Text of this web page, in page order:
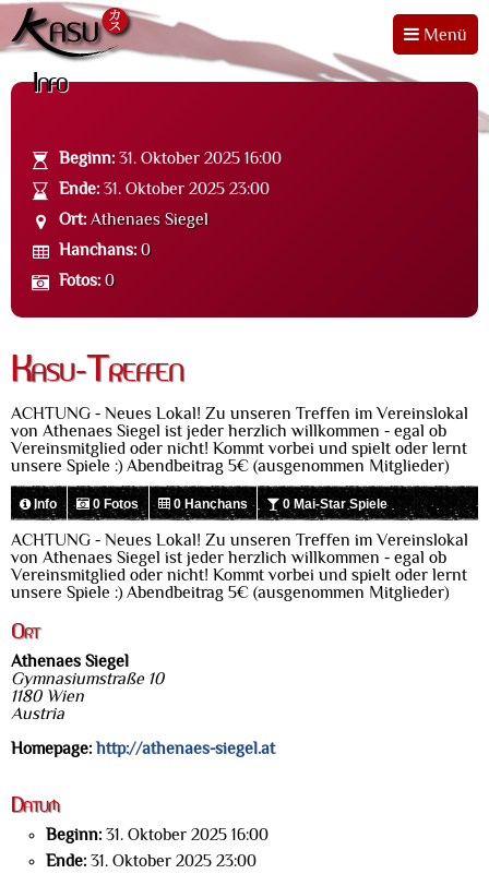
Menü
Info
Beginn: 31. Oktober 2025 16:00
Ende: 31. Oktober 2025 23:00
Ort: Athenaes Siegel
Hanchans: 0
Fotos: 0
Kasu-Treffen
ACHTUNG - Neues Lokal! Zu unseren Treffen im Vereinslokal
von Athenaes Siegel ist jeder herzlich willkommen - egal ob
Vereinsmitglied oder nicht! Kommt vorbei und spielt oder lernt
unsere Spiele :) Abendbeitrag 5€ (ausgenommen Mitglieder)
Info 0 Fotos 0 Hanchans 0 Mai-Star Spiele
ACHTUNG - Neues Lokal! Zu unseren Treffen im Vereinslokal
von Athenaes Siegel ist jeder herzlich willkommen - egal ob
Vereinsmitglied oder nicht! Kommt vorbei und spielt oder lernt
unsere Spiele :) Abendbeitrag 5€ (ausgenommen Mitglieder)
Ort
Athenaes Siegel
Gymnasiumstraße 10
1180 Wien
Austria
Homepage: http://athenaes-siegel.at
Datum
Beginn: 31. Oktober 2025 16:00
Ende: 31. Oktober 2025 23:00